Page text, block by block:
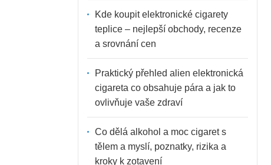
Kde koupit elektronické cigarety
teplice – nejlepší obchody, recenze
a srovnání cen
Praktický přehled alien elektronická
cigareta co obsahuje pára a jak to
ovlivňuje vaše zdraví
Co dělá alkohol a moc cigaret s
tělem a myslí, poznatky, rizika a
kroky k zotavení